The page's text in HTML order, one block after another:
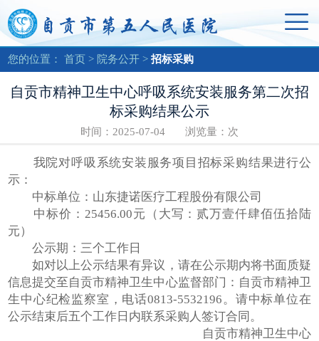
您的位置：首页 > 院务公开 >招标采购
自贡市精神卫生中心呼吸系统安装服务第二次招
标采购结果公示
时间：2025-07-04 浏览量： 次
我院对呼吸系统安装服务项目招标采购结果进行公
示：
中标单位：山东捷诺医疗工程股份有限公司
中标价：25456.00元（大写：贰万壹仟肆佰伍拾陆
元）
公示期：三个工作日
如对以上公示结果有异议，请在公示期内将书面质疑
信息提交至自贡市精神卫生中心监督部门：自贡市精神卫
生中心纪检监察室，电话0813-5532196。请中标单位在
公示结束后五个工作日内联系采购人签订合同。
自贡市精神卫生中心